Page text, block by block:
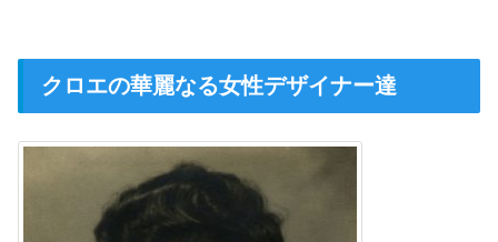
クロエの華麗なる女性デザイナー達